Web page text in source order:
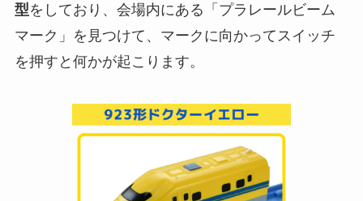
型をしており、会場内にある「プラレールビーム
マーク」を見つけて、マークに向かってスイッチ
を押すと何かが起こります。